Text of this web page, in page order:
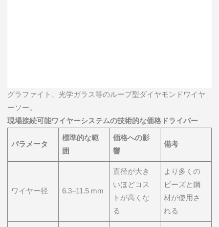
グラファイト、光学ガラス等のループ型ダイヤモンドワイヤ
ーソー。
現場接続可能ワイヤーシステムの技術的な価格ドライバー
パラメータ
標準的な範
囲
価格への影
響
備考
ワイヤー径 6.3–11.5 mm
直径が大き
いほどコス
トが高くな
る
より多くの
ビーズと鋼
材が使用さ
れる